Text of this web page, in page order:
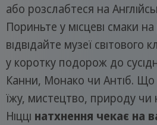
або розслабтеся на
Пориньте у місцеві смаки
відвідайте музеї світового
у коротку подорож до
Канни, Монако чи Антіб.
їжу, мистецтво, природу чи
Ніцці натхнення чекає на